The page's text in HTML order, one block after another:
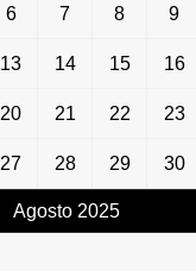
Agosto 2025
6 7 8 9
13 14 15 16
20 21 22 23
27 28 29 30